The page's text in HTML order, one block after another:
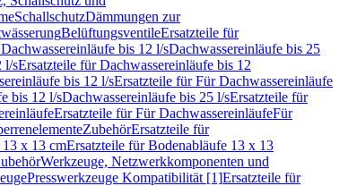
SchallschutzDämmungen zur
BelüftungsventileErsatzteile für
bis 12 l/sDachwassereinläufe bis 25
l/sErsatzteile für Dachwassereinläufe bis 12
bis 12 l/sErsatzteile für Für Dachwassereinläufe
bis 12 l/sDachwassereinläufe bis 25 l/sErsatzteile für
Ersatzteile für Für DachwassereinläufeFür
ZubehörErsatzteile für
x 13 cmErsatzteile für Bodenabläufe 13 x 13
Werkzeuge, Netzwerkkomponenten und
Presswerkzeuge Kompatibilität [1]Ersatzteile für